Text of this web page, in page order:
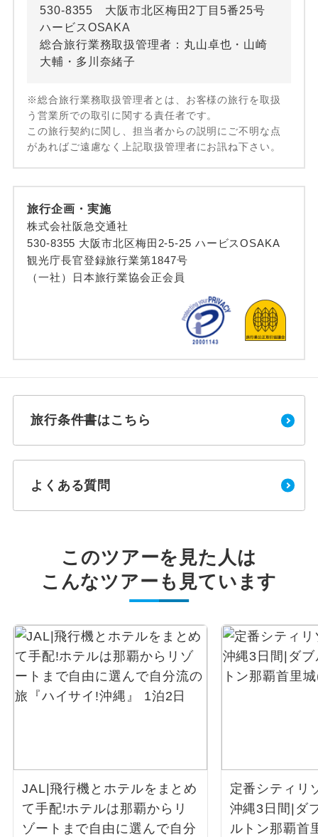
530-8355 大阪市北区梅田2丁目5番25号
ハービスOSAKA
総合旅行業務取扱管理者：丸山卓也・山崎
大輔・多川奈緒子
※総合旅行業務取扱管理者とは、お客様の旅行を取扱
う営業所での取引に関する責任者です。
この旅行契約に関し、担当者からの説明にご不明な点
があればご遠慮なく上記取扱管理者にお訊ね下さい。
旅行企画・実施
株式会社阪急交通社
530-8355 大阪市北区梅田2-5-25 ハービスOSAKA
観光庁長官登録旅行業第1847号
（一社）日本旅行業協会正会員
旅行条件書はこちら
よくある質問
このツアーを見た人は
こんなツアーも見ています
JAL|飛行機とホテルをまとめ
て手配!ホテルは那覇からリ
ゾートまで自由に選んで自分
定番シティリ
沖縄3日間|ダ
ルトン那覇首